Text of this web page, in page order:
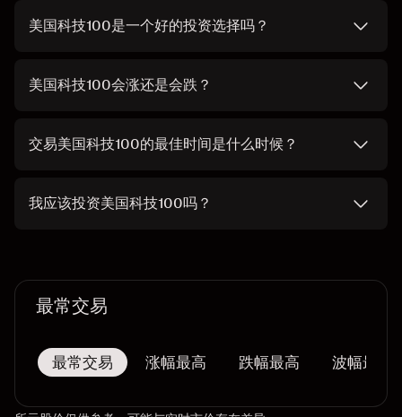
美国科技100是一个好的投资选择吗？
美国科技100会涨还是会跌？
交易美国科技100的最佳时间是什么时候？
我应该投资美国科技100吗？
最常交易
最常交易 涨幅最高 跌幅最高 波幅最大